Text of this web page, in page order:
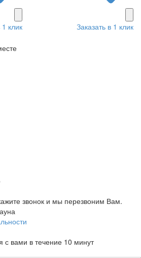
1 клик Заказать в 1 клик
звонок и мы перезвоним Вам.
вами в течение 10 минут